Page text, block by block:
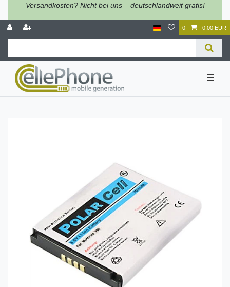
Versandkosten? Nicht bei uns – deutschlandweit gratis!
0 0,00 EUR
☰